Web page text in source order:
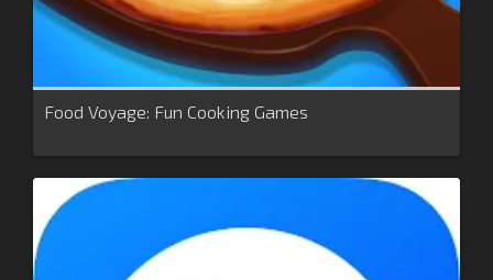
Food Voyage: Fun Cooking Games